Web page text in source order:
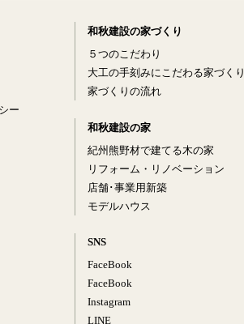
ー
和秋建設の家づくり
５つのこだわり
大工の手刻みにこだわる家づく
家づくりの流れ
和秋建設の家
紀州熊野材で建てる木の家
リフォーム・リノベーション
店舗･事業用新築
モデルハウス
SNS
FaceBook
FaceBook
Instagram
LINE